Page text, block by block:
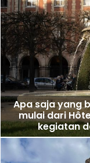
Apa saja yang
mulai dari
kegiatan